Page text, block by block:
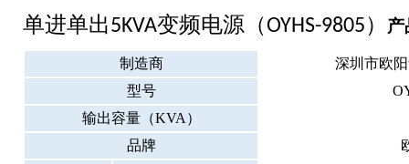
单进单出5KVA变频电源（OYHS-9805） 产
制造商
深圳市欧
型号
输出容量（KVA）
品牌